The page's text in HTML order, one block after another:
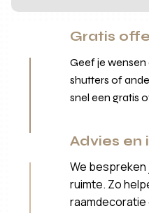
Gratis
Geef je
shutters of
snel een gratis
Advies en
We bespreken
ruimte. Zo
raamdecoratie